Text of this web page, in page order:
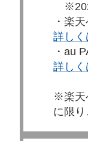
・楽
詳し
・au
詳し
※楽天
に限